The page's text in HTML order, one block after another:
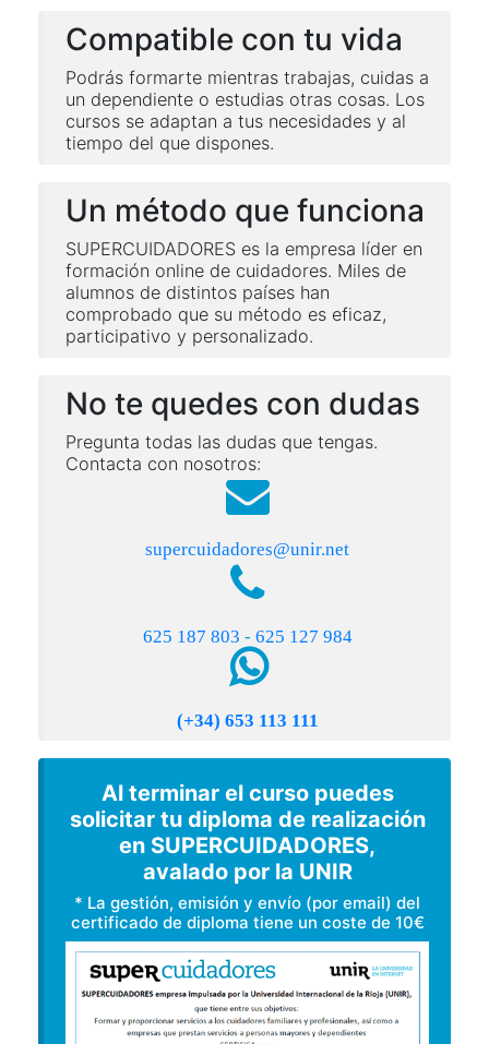
Compatible con tu vida
Podrás formarte mientras trabajas, cuidas a
un dependiente o estudias otras cosas. Los
cursos se adaptan a tus necesidades y al
tiempo del que dispones.
Un método que funciona
SUPERCUIDADORES es la empresa líder en
formación online de cuidadores. Miles de
alumnos de distintos países han
comprobado que su método es eficaz,
participativo y personalizado.
No te quedes con dudas
Pregunta todas las dudas que tengas.
Contacta con nosotros:
supercuidadores@unir.net
625 187 803 - 625 127 984
(+34) 653 113 111
Al terminar el curso puedes
solicitar tu diploma de realización
en SUPERCUIDADORES,
avalado por la UNIR
* La gestión, emisión y envío (por email) del
certificado de diploma tiene un coste de 10€